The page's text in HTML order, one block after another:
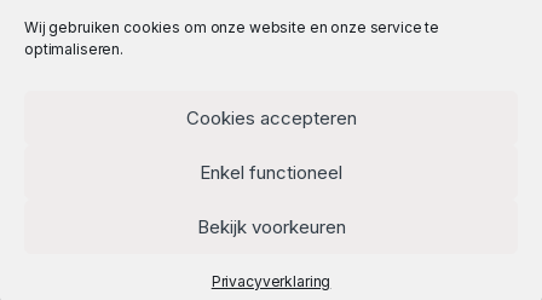
Wij gebruiken cookies om onze website en onze service te
optimaliseren.
Cookies accepteren
Enkel functioneel
Bekijk voorkeuren
Privacyverklaring